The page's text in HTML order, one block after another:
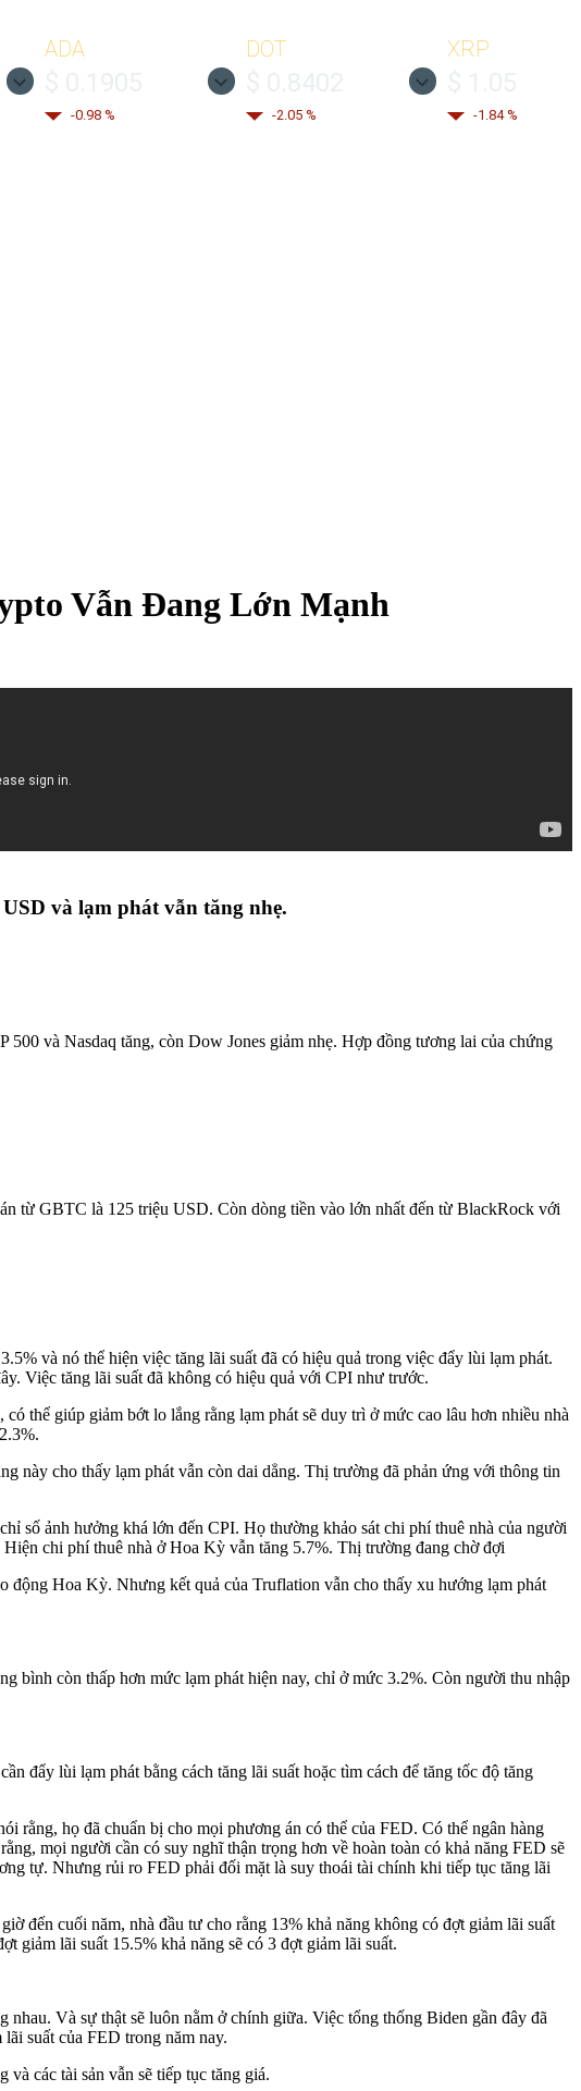
ADA
-0.98 %
DOT
-2.05 %
XRP
-1.84 %
Vẫn Đang Lớn Mạnh
và lạm phát vẫn tăng nhẹ.
và Nasdaq tăng, còn Dow Jones giảm nhẹ. Hợp đồng tương lai của chứng
từ GBTC là 125 triệu USD. Còn dòng tiền vào lớn nhất đến từ BlackRock với
và nó thể hiện việc tăng lãi suất đã có hiệu quả trong việc đẩy lùi lạm phát.
Việc tăng lãi suất đã không có hiệu quả với CPI như trước.
thể giúp giảm bớt lo lắng rằng lạm phát sẽ duy trì ở mức cao lâu hơn nhiều nhà
này cho thấy lạm phát vẫn còn dai dẳng. Thị trường đã phản ứng với thông tin
số ảnh hưởng khá lớn đến CPI. Họ thường khảo sát chi phí thuê nhà của người
chi phí thuê nhà ở Hoa Kỳ vẫn tăng 5.7%. Thị trường đang chờ đợi
động Hoa Kỳ. Nhưng kết quả của Truflation vẫn cho thấy xu hướng lạm phát
bình còn thấp hơn mức lạm phát hiện nay, chỉ ở mức 3.2%. Còn người thu nhập
đẩy lùi lạm phát bằng cách tăng lãi suất hoặc tìm cách để tăng tốc độ tăng
rằng, họ đã chuẩn bị cho mọi phương án có thể của FED. Có thể ngân hàng
mọi người cần có suy nghĩ thận trọng hơn về hoàn toàn có khả năng FED sẽ
tự. Nhưng rủi ro FED phải đối mặt là suy thoái tài chính khi tiếp tục tăng lãi
đến cuối năm, nhà đầu tư cho rằng 13% khả năng không có đợt giảm lãi suất
giảm lãi suất 15.5% khả năng sẽ có 3 đợt giảm lãi suất.
Và sự thật sẽ luôn nằm ở chính giữa. Việc tổng thống Biden gần đây đã
suất của FED trong năm nay.
các tài sản vẫn sẽ tiếp tục tăng giá.